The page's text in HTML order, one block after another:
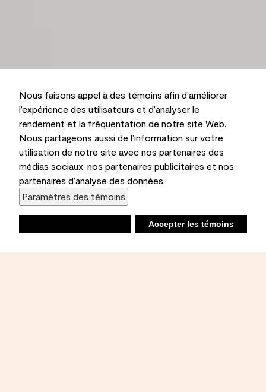
Nous faisons appel à des témoins afin d’améliorer
l’expérience des utilisateurs et d’analyser le
rendement et la fréquentation de notre site Web.
Nous partageons aussi de l’information sur votre
utilisation de notre site avec nos partenaires des
médias sociaux, nos partenaires publicitaires et nos
partenaires d’analyse des données.
Paramètres des témoins
Accepter les témoins
Liste d’achats